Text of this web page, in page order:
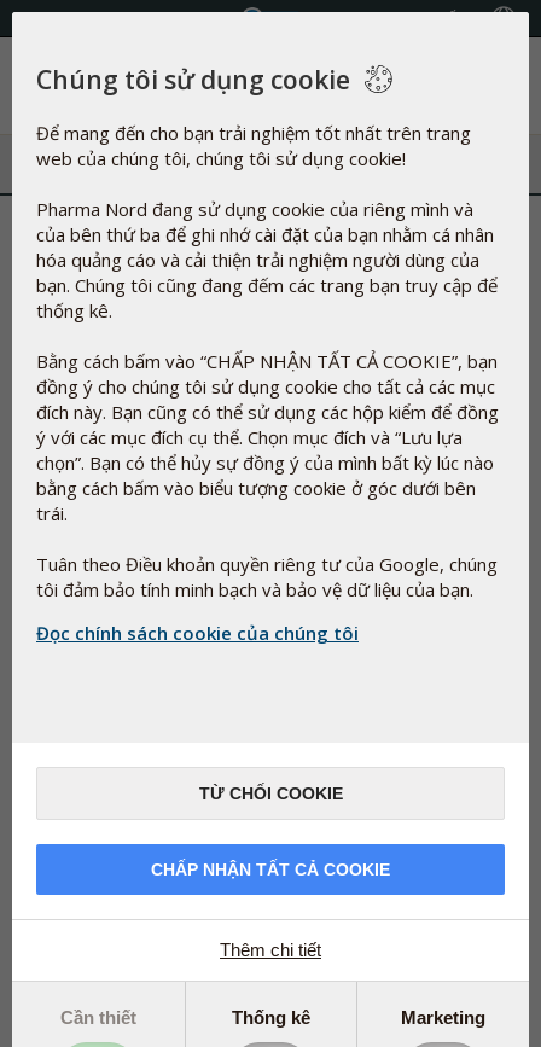
Danh mục
Tổng quan về thành phần
Sản phẩm của chúng tôi có gì?
Trong sản xuất thực phẩm chức năng và thuốc thảo dược
không phải lúc nào cũng có thể không sử dụng tá dược.
Mục đích của tá dược là làm cho các hoạt chất trong viên nén
và viên nang dính lại với nhau, bảo vệ chúng chống lại sự phân
hủy từ oxy trong không khí, từ vi sinh vật và từ bức xạ UV,
điều chỉnh độ đặc, cải thiện mùi vị. , làm cho chúng dễ nuốt
hơn và trong một số trường hợp để làm cho chế phẩm trông
hấp dẫn hơn.
tổng hợp. Một vài ví dụ về điều này là glycerol (E-422), là
thành phần bình thường của thực phẩm và pectin (E-440),
Chúng tôi sử dụng cookie
Để mang đến cho bạn trải nghiệm tốt nhất trên trang
web của chúng tôi, chúng tôi sử dụng cookie!
Pharma Nord đang sử dụng cookie của riêng mình và
của bên thứ ba để ghi nhớ cài đặt của bạn nhằm cá nhân
hóa quảng cáo và cải thiện trải nghiệm người dùng của
bạn. Chúng tôi cũng đang đếm các trang bạn truy cập để
thống kê.
Bằng cách bấm vào “CHẤP NHẬN TẤT CẢ COOKIE”, bạn
đồng ý cho chúng tôi sử dụng cookie cho tất cả các mục
đích này. Bạn cũng có thể sử dụng các hộp kiểm để đồng
ý với các mục đích cụ thể. Chọn mục đích và “Lưu lựa
chọn”. Bạn có thể hủy sự đồng ý của mình bất kỳ lúc nào
bằng cách bấm vào biểu tượng cookie ở góc dưới bên
trái.
Tuân theo Điều khoản quyền riêng tư của Google, chúng
tôi đảm bảo tính minh bạch và bảo vệ dữ liệu của bạn.
Đọc chính sách cookie của chúng tôi
TỪ CHỐI COOKIE
CHẤP NHẬN TẤT CẢ COOKIE
Thêm chi tiết
Cần thiết Thống kê Marketing